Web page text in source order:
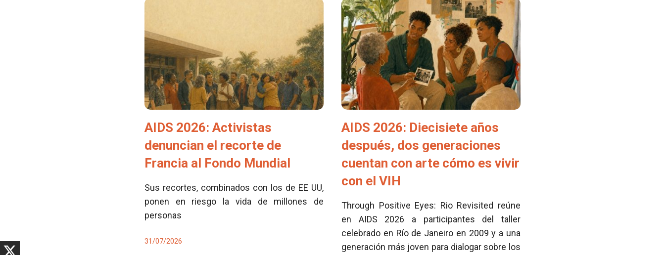
AIDS 2026: Activistas
denuncian el recorte de
Francia al Fondo Mundial
Sus recortes, combinados con los de EE UU,
ponen en riesgo la vida de millones de
personas
31/07/2026
AIDS 2026: Diecisiete años
después, dos generaciones
cuentan con arte cómo es vivir
con el VIH
Through Positive Eyes: Rio Revisited reúne
en AIDS 2026 a participantes del taller
celebrado en Río de Janeiro en 2009 y a una
generación más joven para dialogar sobre los